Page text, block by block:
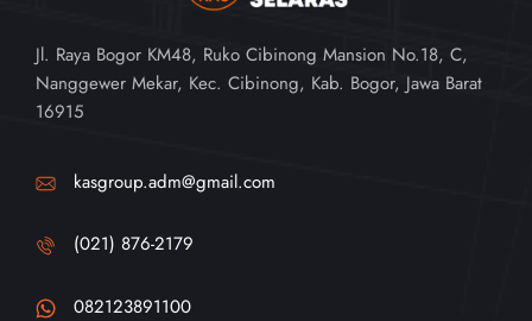
Jl. Raya Bogor KM48, Ruko Cibinong Mansion No.18, C,
Nanggewer Mekar, Kec. Cibinong, Kab. Bogor, Jawa Barat
16915
kasgroup.adm@gmail.com
(021) 876-2179
082123891100